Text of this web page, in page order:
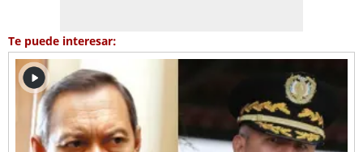
Te puede interesar: